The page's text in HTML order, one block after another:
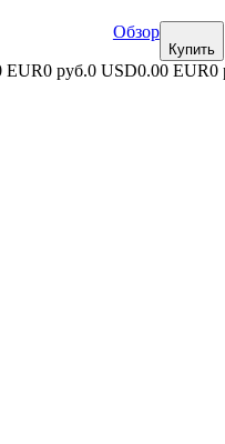
Обзор
Купить
EUR0 руб.0 USD0.00 EUR0